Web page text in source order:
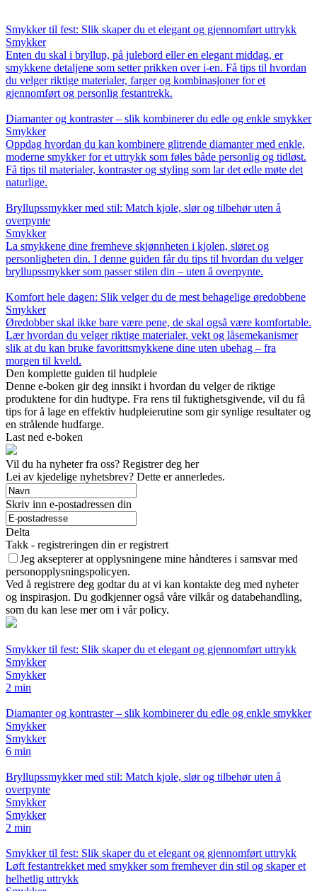
Smykker til fest: Slik skaper du et elegant og gjennomført uttrykk
Smykker
Enten du skal i bryllup, på julebord eller en elegant middag, er
smykkene detaljene som setter prikken over i-en. Få tips til hvordan
du velger riktige materialer, farger og kombinasjoner for et
gjennomført og personlig festantrekk.
Diamanter og kontraster – slik kombinerer du edle og enkle smykker
Smykker
Oppdag hvordan du kan kombinere glitrende diamanter med enkle,
moderne smykker for et uttrykk som føles både personlig og tidløst.
Få tips til materialer, kontraster og styling som lar det edle møte det
naturlige.
Bryllupssmykker med stil: Match kjole, slør og tilbehør uten å
overpynte
Smykker
La smykkene dine fremheve skjønnheten i kjolen, sløret og
personligheten din. I denne guiden får du tips til hvordan du velger
bryllupssmykker som passer stilen din – uten å overpynte.
Komfort hele dagen: Slik velger du de mest behagelige øredobbene
Smykker
Øredobber skal ikke bare være pene, de skal også være komfortable.
Lær hvordan du velger riktige materialer, vekt og låsemekanismer
slik at du kan bruke favorittsmykkene dine uten ubehag – fra
morgen til kveld.
Den komplette guiden til hudpleie
Denne e-boken gir deg innsikt i hvordan du velger de riktige
produktene for din hudtype. Fra rens til fuktighetsgivende, vil du få
tips for å lage en effektiv hudpleierutine som gir synlige resultater og
en strålende hudfarge.
Last ned e-boken
Vil du ha nyheter fra oss? Registrer deg her
Lei av kjedelige nyhetsbrev? Dette er annerledes.
Skriv inn e-postadressen din
Delta
Takk - registreringen din er registrert
Jeg aksepterer at opplysningene mine håndteres i samsvar med
personopplysningspolicyen.
Ved å registrere deg godtar du at vi kan kontakte deg med nyheter
og inspirasjon. Du godkjenner også våre vilkår og databehandling,
som du kan lese mer om i vår policy.
Smykker til fest: Slik skaper du et elegant og gjennomført uttrykk
Smykker
Smykker
2 min
Diamanter og kontraster – slik kombinerer du edle og enkle smykker
Smykker
Smykker
6 min
Bryllupssmykker med stil: Match kjole, slør og tilbehør uten å
overpynte
Smykker
Smykker
2 min
Smykker til fest: Slik skaper du et elegant og gjennomført uttrykk
Løft festantrekket med smykker som fremhever din stil og skaper et
helhetlig uttrykk